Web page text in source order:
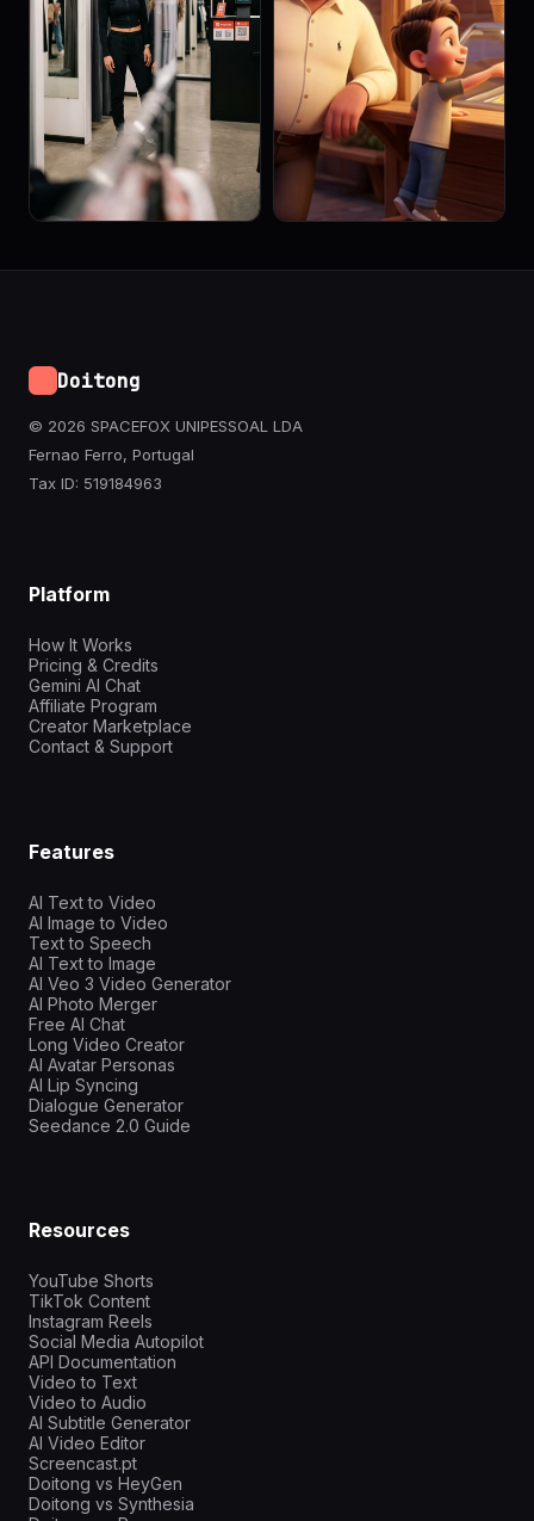
Doitong
© 2026 SPACEFOX UNIPESSOAL LDA
Fernao Ferro, Portugal
Tax ID: 519184963
Platform
How It Works
Pricing & Credits
Gemini AI Chat
Affiliate Program
Creator Marketplace
Contact & Support
Features
AI Text to Video
AI Image to Video
Text to Speech
AI Text to Image
AI Veo 3 Video Generator
AI Photo Merger
Free AI Chat
Long Video Creator
AI Avatar Personas
AI Lip Syncing
Dialogue Generator
Seedance 2.0 Guide
Resources
YouTube Shorts
TikTok Content
Instagram Reels
Social Media Autopilot
API Documentation
Video to Text
Video to Audio
AI Subtitle Generator
AI Video Editor
Screencast.pt
Doitong vs HeyGen
Doitong vs Synthesia